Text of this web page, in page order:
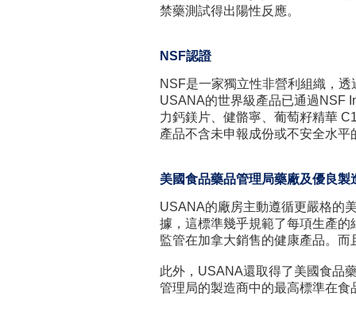
禁藥測試得出陽性反應。
NSF認證
NSF是一家獨立性非營利組織，
USANA的世界級產品已通過NSF
力鈣鎂片、健骼寧、葡萄籽精華
產品不含未申報成份或不安全水平
美國食品藥品管理局藥廠及優良製
USANA的廠房主動遵循更嚴格的
據，這標準幾乎規範了每項生產
監管在加拿大銷售的健康產品。
此外，USANA還取得了美國食品
管理局的製造商中的最高標準在食